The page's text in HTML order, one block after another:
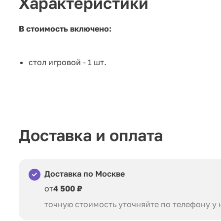
В стоимость включено:
стол игровой - 1 шт.
Доставка и оплата
Доставка по Москве
от4 500 ₽
точную стоимость уточняйте по телефону